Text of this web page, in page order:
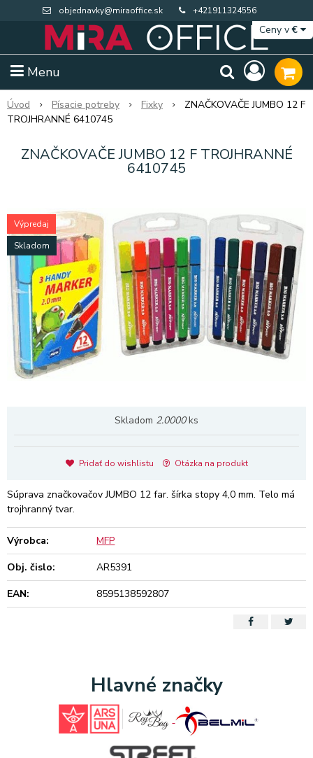
objednavky@miraoffice.sk +421911324556
Menu
Ceny v€
Extra výpredaj zásob Výpredaj BTS
Úvod Písacie potreby Fixky
ZNAČKOVAČE JUMBO 12 F
TROJHRANNÉ 6410745
ZNAČKOVAČE JUMBO 12 F TROJHRANNÉ
6410745
Výpredaj
Skladom
Skladom 2.0000ks
Pridať do wishlistu Otázka na produkt
Súprava značkovačov JUMBO 12 far. šírka stopy 4,0 mm. Telo má
trojhranný tvar.
Výrobca:
MFP
Obj. čislo:
AR5391
EAN:
8595138592807
Hlavné značky